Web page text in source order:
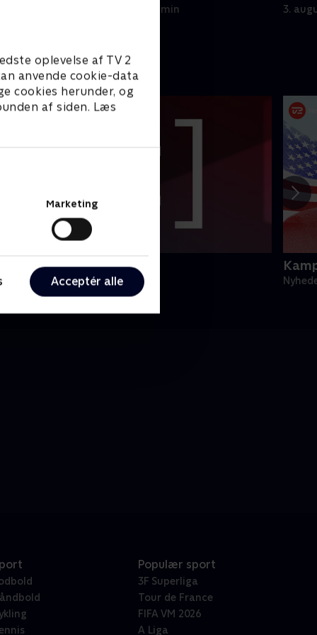
oplevelse af TV 2
anvende cookie-data
cookies herunder, og
af siden. Læs
Marketing
Acceptér alle
4. august 2026 • 13 min 3.
Tegnsprogstolket
& Magasiner
Populær sport
3F Superliga
Tour de France
FIFA VM 2026
A Liga